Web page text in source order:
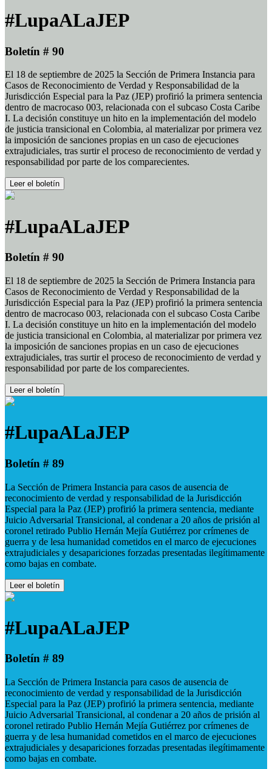
#LupaALaJEP
Boletín # 90
El 18 de septiembre de 2025 la Sección de Primera Instancia para
Casos de Reconocimiento de Verdad y Responsabilidad de la
Jurisdicción Especial para la Paz (JEP) profirió la primera sentencia
dentro de macrocaso 003, relacionada con el subcaso Costa Caribe
I. La decisión constituye un hito en la implementación del modelo
de justicia transicional en Colombia, al materializar por primera vez
la imposición de sanciones propias en un caso de ejecuciones
extrajudiciales, tras surtir el proceso de reconocimiento de verdad y
responsabilidad por parte de los comparecientes.
Leer el boletín
#LupaALaJEP
Boletín # 90
El 18 de septiembre de 2025 la Sección de Primera Instancia para
Casos de Reconocimiento de Verdad y Responsabilidad de la
Jurisdicción Especial para la Paz (JEP) profirió la primera sentencia
dentro de macrocaso 003, relacionada con el subcaso Costa Caribe
I. La decisión constituye un hito en la implementación del modelo
de justicia transicional en Colombia, al materializar por primera vez
la imposición de sanciones propias en un caso de ejecuciones
extrajudiciales, tras surtir el proceso de reconocimiento de verdad y
responsabilidad por parte de los comparecientes.
Leer el boletín
#LupaALaJEP
Boletín # 89
La Sección de Primera Instancia para casos de ausencia de
reconocimiento de verdad y responsabilidad de la Jurisdicción
Especial para la Paz (JEP) profirió la primera sentencia, mediante
Juicio Adversarial Transicional, al condenar a 20 años de prisión al
coronel retirado Publio Hernán Mejía Gutiérrez por crímenes de
guerra y de lesa humanidad cometidos en el marco de ejecuciones
extrajudiciales y desapariciones forzadas presentadas ilegítimamente
como bajas en combate.
Leer el boletín
#LupaALaJEP
Boletín # 89
La Sección de Primera Instancia para casos de ausencia de
reconocimiento de verdad y responsabilidad de la Jurisdicción
Especial para la Paz (JEP) profirió la primera sentencia, mediante
Juicio Adversarial Transicional, al condenar a 20 años de prisión al
coronel retirado Publio Hernán Mejía Gutiérrez por crímenes de
guerra y de lesa humanidad cometidos en el marco de ejecuciones
extrajudiciales y desapariciones forzadas presentadas ilegítimamente
como bajas en combate.